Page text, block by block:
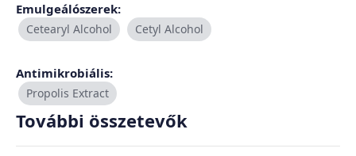
Emulgeálószerek:
Cetearyl Alcohol Cetyl Alcohol
Antimikrobiális:
Propolis Extract
További összetevők